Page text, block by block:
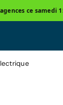
ce samedi